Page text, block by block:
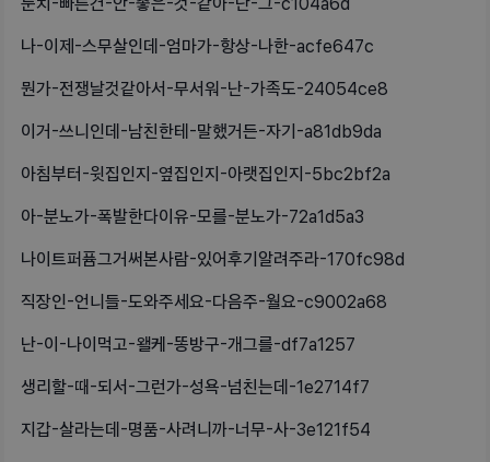
눈치-빠른건-안-좋은-것-같아-난-그-c104a6d
나-이제-스무살인데-엄마가-항상-나한-acfe647c
뭔가-전쟁날것같아서-무서워-난-가족도-24054ce8
이거-쓰니인데-남친한테-말했거든-자기-a81db9da
아침부터-윗집인지-옆집인지-아랫집인지-5bc2bf2a
아-분노가-폭발한다이유-모를-분노가-72a1d5a3
나이트퍼퓸그거써본사람-있어후기알려주라-170fc98d
직장인-언니들-도와주세요-다음주-월요-c9002a68
난-이-나이먹고-왤케-똥방구-개그를-df7a1257
생리할-때-되서-그런가-성욕-넘친는데-1e2714f7
지갑-살라는데-명품-사려니까-너무-사-3e121f54